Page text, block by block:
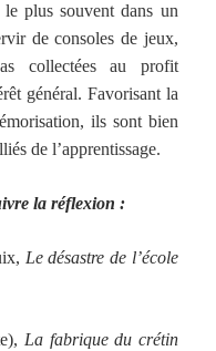
plus souvent dans un
de consoles de jeux,
collectées au profit
général. Favorisant la
ils sont bien
de l’apprentissage.
la réflexion :
Le désastre de l’école
La fabrique du crétin